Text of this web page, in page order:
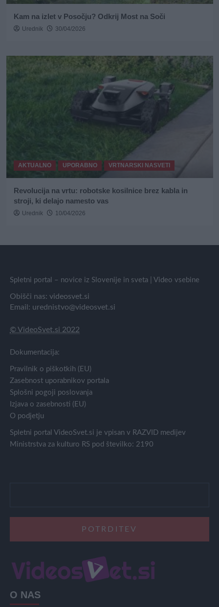
Kam na izlet v Posočju? Odkrij Most na Soči
Urednik 30/04/2026
AKTUALNO UPORABNO VRTNARSKI NASVETI
Revolucija na vrtu: robotske kosilnice brez kabla in
stroji, ki delajo namesto vas
Urednik 10/04/2026
Spletni portal – novice iz Slovenije in sveta | Video vsebine
Obišči nas: videosvet.si
Email: urednistvo@videosvet.si
© VideoSvet.si 2022
Dokumentacija:
Pravilnik o piškotkih (EU)
Zasebnost uporabnikov portala
Splošni pogoji poslovanja
Izjava o zasebnosti (EU)
O podjetju
Spletni portal VideoSvet.si je vpisan v RAZVID medijev
Ministrstva za kulturo RS pod številko: 2190
O NAS